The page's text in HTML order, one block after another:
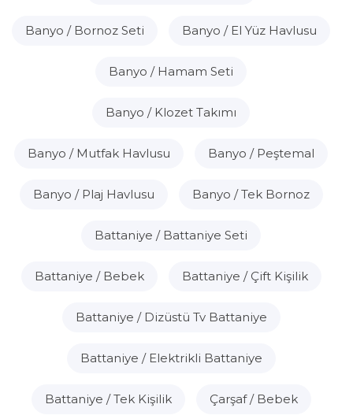
Banyo / Bornoz Seti Banyo / El Yüz Havlusu
Banyo / Hamam Seti
Banyo / Klozet Takımı
Banyo / Mutfak Havlusu Banyo / Peştemal
Banyo / Plaj Havlusu Banyo / Tek Bornoz
Battaniye / Battaniye Seti
Battaniye / Bebek Battaniye / Çift Kişilik
Battaniye / Dizüstü Tv Battaniye
Battaniye / Elektrikli Battaniye
Battaniye / Tek Kişilik Çarşaf / Bebek